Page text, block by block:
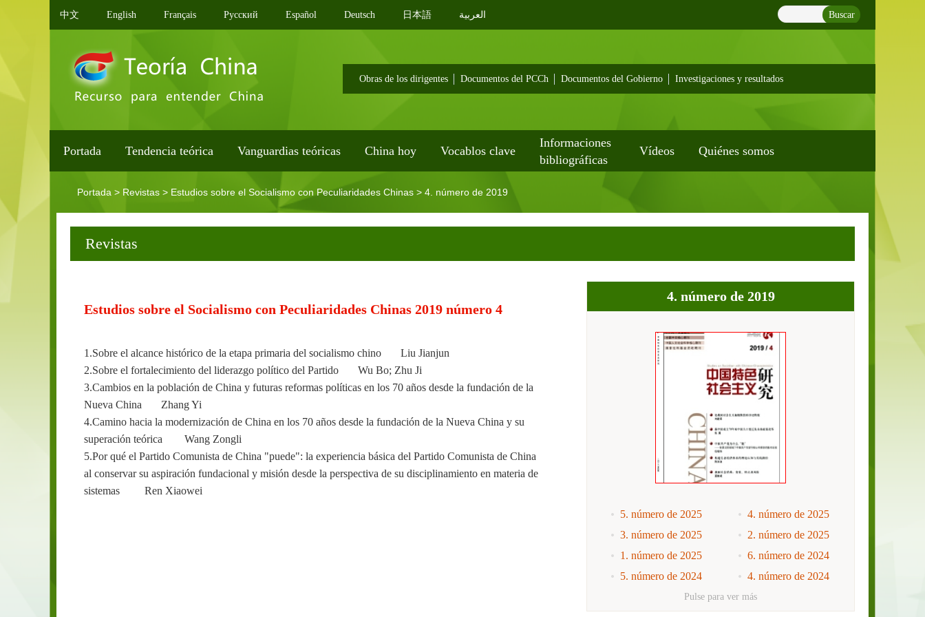
中文 English Français Pусский Español Deutsch 日本語 العربية Buscar
Obras de los dirigentes Documentos del PCCh Documentos del Gobierno Investigaciones y resultados
Portada Tendencia teórica Vanguardias teóricas China hoy Vocablos clave
Informaciones
bibliográficas
Vídeos Quiénes somos
Portada > Revistas > Estudios sobre el Socialismo con Peculiaridades Chinas > 4. número de 2019
Revistas
Estudios sobre el Socialismo con Peculiaridades Chinas 2019 número 4
1.Sobre el alcance histórico de la etapa primaria del socialismo chino Liu Jianjun
2.Sobre el fortalecimiento del liderazgo político del Partido Wu Bo; Zhu Ji
3.Cambios en la población de China y futuras reformas políticas en los 70 años desde la fundación de la
Nueva China Zhang Yi
4.Camino hacia la modernización de China en los 70 años desde la fundación de la Nueva China y su
superación teórica Wang Zongli
5.Por qué el Partido Comunista de China "puede": la experiencia básica del Partido Comunista de China
al conservar su aspiración fundacional y misión desde la perspectiva de su disciplinamiento en materia de
sistemas Ren Xiaowei
4. número de 2019
5. número de 2025
4. número de 2025
3. número de 2025
2. número de 2025
1. número de 2025
6. número de 2024
5. número de 2024
4. número de 2024
3. número de 2024
2. número de 2024
Pulse para ver más